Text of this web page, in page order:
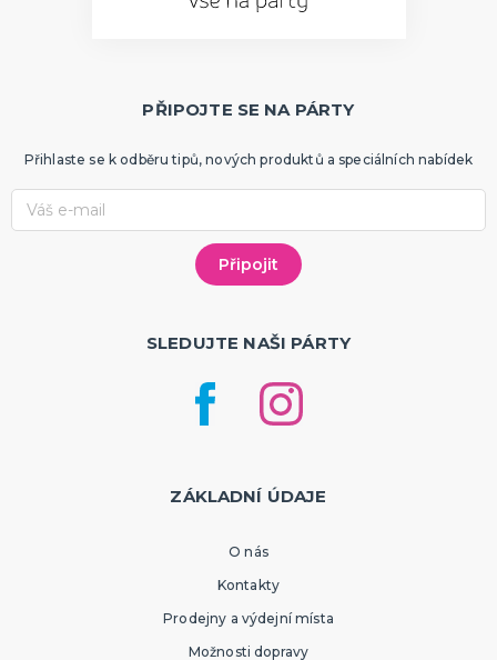
PŘIPOJTE SE NA PÁRTY
Přihlaste se k odběru tipů, nových produktů a speciálních nabídek
SLEDUJTE NAŠI PÁRTY
ZÁKLADNÍ ÚDAJE
O nás
Kontakty
Prodejny a výdejní místa
Možnosti dopravy